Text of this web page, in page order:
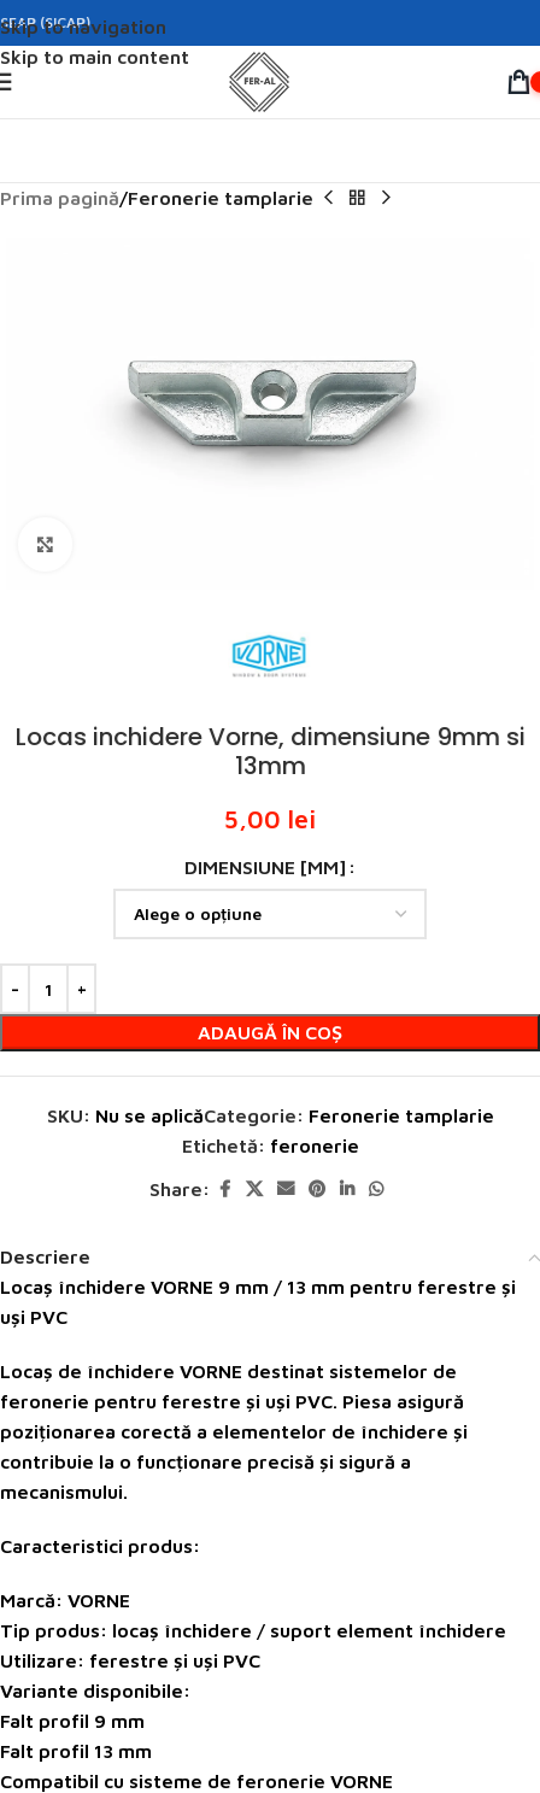
Skip to navigation
Skip to main content
SEAP (SICAP)
Prima pagină Feronerie tamplarie
Locas inchidere Vorne, dimensiune 9mm si
13mm
5,00 lei
DIMENSIUNE [MM]
ADAUGĂ ÎN COȘ
SKU: Nu se aplicăCategorie: Feronerie tamplarie
Etichetă: feronerie
Share:
Descriere
Locaș închidere VORNE 9 mm / 13 mm pentru ferestre și
uși PVC
Locaș de închidere VORNE destinat sistemelor de
feronerie pentru ferestre și uși PVC. Piesa asigură
poziționarea corectă a elementelor de închidere și
contribuie la o funcționare precisă și sigură a
mecanismului.
Caracteristici produs:
Marcă: VORNE
Tip produs: locaș închidere / suport element închidere
Utilizare: ferestre și uși PVC
Variante disponibile:
Falt profil 9 mm
Falt profil 13 mm
Compatibil cu sisteme de feronerie VORNE